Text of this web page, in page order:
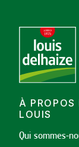
À PROPOS
LOUIS
Qui sommes-